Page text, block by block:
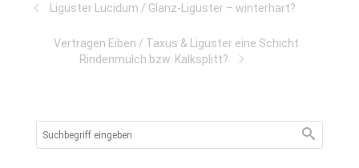
Liguster Lucidum / Glanz-Liguster – winterhart?
Vertragen Eiben / Taxus & Liguster eine Schicht
Rindenmulch bzw. Kalksplitt?